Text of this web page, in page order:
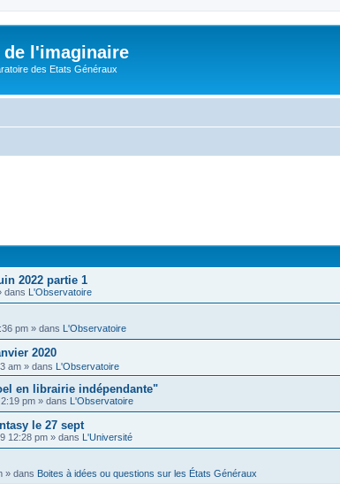
de l'imaginaire
des Etats Généraux
2022 partie 1
dans L'Observatoire
pm » dans L'Observatoire
2020
am » dans L'Observatoire
en librairie indépendante"
pm » dans L'Observatoire
le 27 sept
12:28 pm » dans L'Université
» dans Boites à idées ou questions sur les États Généraux